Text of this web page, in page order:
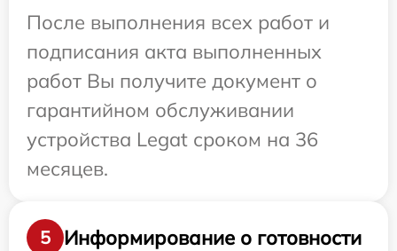
После выполнения всех работ и
подписания акта выполненных
работ Вы получите документ о
гарантийном обслуживании
устройства Legat сроком на 36
месяцев.
5
Информирование о готовности